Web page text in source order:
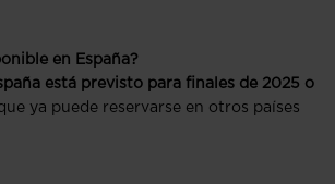
en España?
está previsto para finales de 2025 o
ya puede reservarse en otros países